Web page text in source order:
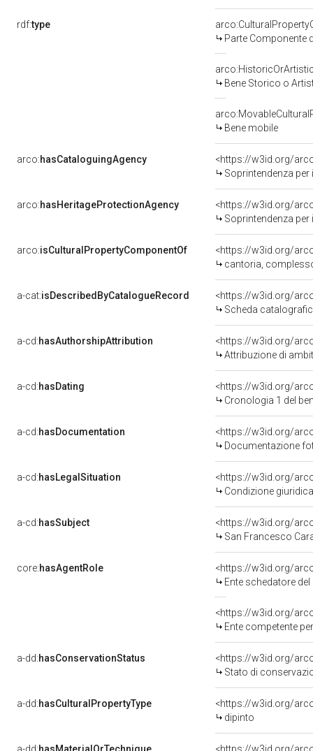
rdf:type
Parte Componente
Bene Storico o
Bene mobile
arco:hasCataloguingAgency
<https://w3id.org/
Soprintendenza
arco:hasHeritageProtectionAgency
<https://w3id.org/
Soprintendenza per i
arco:isCulturalPropertyComponentOf
<https://w3id.org/
cantoria,
a-cat:isDescribedByCatalogueRecord
<https://w3id.org/
Scheda
a-cd:hasAuthorshipAttribution
<https://w3id.org/
Attribuzione di
a-cd:hasDating
<https://w3id.org/
Cronologia 1 del
a-cd:hasDocumentation
Documentazione
a-cd:hasLegalSituation
Condizione
a-cd:hasSubject
<https://w3id.org/
San Francesco
core:hasAgentRole
<https://w3id.org/
Ente schedatore
<https://w3id.org/
Ente competente per tutela del
a-dd:hasConservationStatus
<https://w3id.org/
Stato di
a-dd:hasCulturalPropertyType
<https://w3id.org/
dipinto